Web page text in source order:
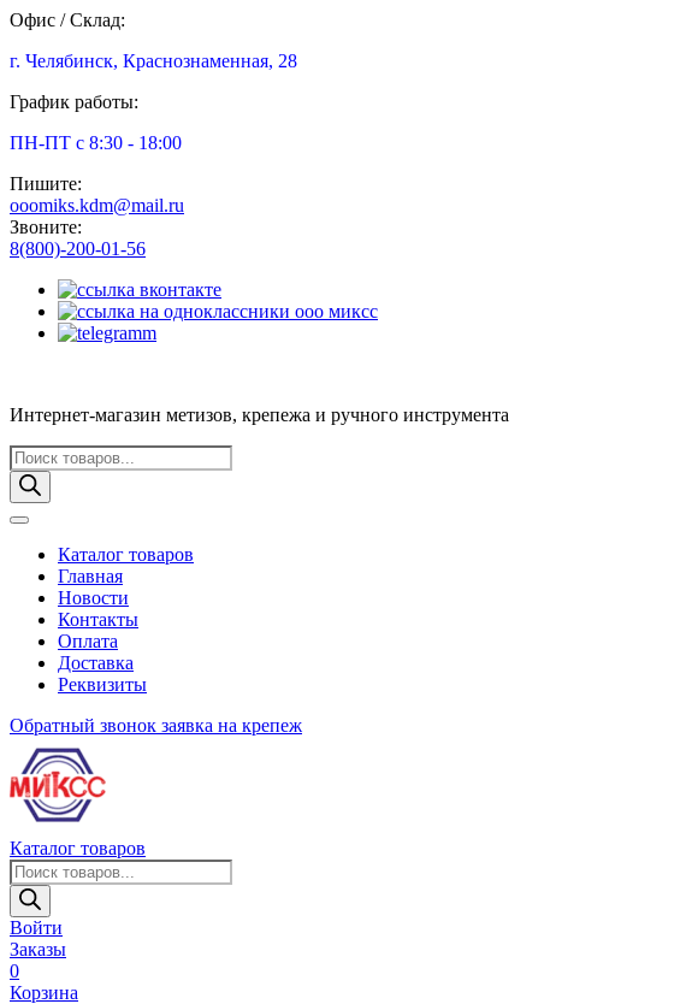
Офис / Склад:
г. Челябинск, Краснознаменная, 28
График работы:
ПН-ПТ с 8:30 - 18:00
Пишите:
ooomiks.kdm@mail.ru
Звоните:
8(800)-200-01-56
Интернет-магазин метизов, крепежа и ручного инструмента
Поиск
товаров
Каталог товаров
Главная
Новости
Контакты
Оплата
Доставка
Реквизиты
Обратный звонок заявка на крепеж
Каталог товаров
Поиск
товаров
Войти
Заказы
0
Корзина